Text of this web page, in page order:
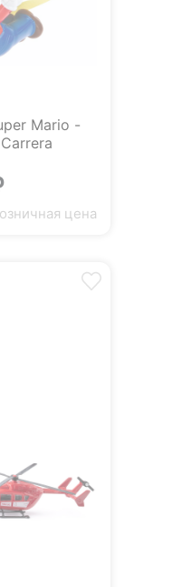
Mario -
цена